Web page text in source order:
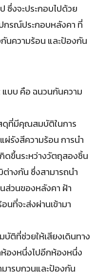
ซึ่งจะประกอบไปด้วย
กรณ์ประกอบหลังคา ที่
นความร้อน และป้องกัน
บบ คือ ฉนวนกันความ
ดุที่มีคุณสมบัติในการ
รังสีความร้อน การนำ
ดขึ้นระหว่างวัตถุสองชิ้น
างกัน ซึ่งสามารถนำ
ส่วนของหลังคา ฝ้า
นที่จะส่งผ่านเข้ามา
ติที่ช่วยให้เสียงเดินทาง
ห้องหนึ่งไปอีกห้องหนึ่ง
มารบกวนและป้องกัน